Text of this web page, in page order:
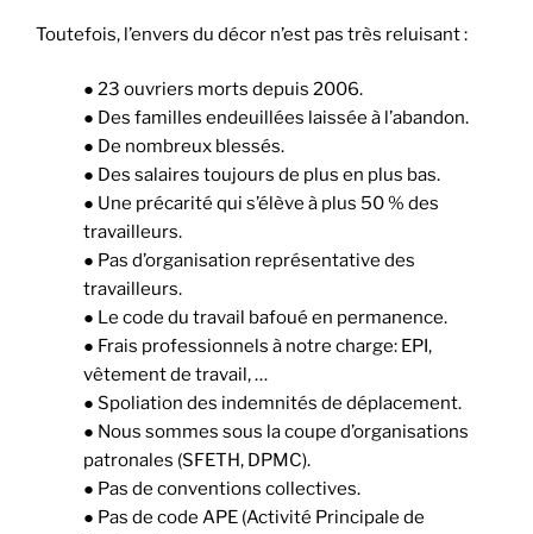
Toutefois, l’envers du décor n’est pas très reluisant :
● 23 ouvriers morts depuis 2006.
● Des familles endeuillées laissée à l’abandon.
● De nombreux blessés.
● Des salaires toujours de plus en plus bas.
● Une précarité qui s’élève à plus 50 % des
travailleurs.
● Pas d’organisation représentative des
travailleurs.
● Le code du travail bafoué en permanence.
● Frais professionnels à notre charge: EPI,
vêtement de travail, …
● Spoliation des indemnités de déplacement.
● Nous sommes sous la coupe d’organisations
patronales (SFETH, DPMC).
● Pas de conventions collectives.
● Pas de code APE (Activité Principale de